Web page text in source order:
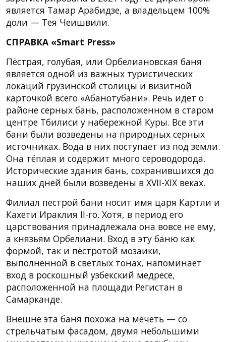
является Тамар Арабидзе, а владельцем 100%
доли — Тея Чеишвили.
СПРАВКА «Smart Press»
Пёстрая, голубая, или Орбелиановская баня
является одной из важных туристических
локаций грузинской столицы и визитной
карточкой всего «Абанотубани». Речь идет о
районе серных бань, расположенном в старом
центре Тбилиси у набережной Куры. Все эти
бани были возведены на природных серных
источниках. Вода в них поступает из под земли.
Она тёплая и содержит много сероводорода.
Исторические здания бань, сохранившихся до
наших дней были возведены в XVII-XIX веках.
Филиал пестрой бани носит имя царя Картли и
Кахети Ираклия II-го. Хотя, в период его
царствования принадлежала она вовсе не ему,
а князьям Орбелиани. Вход в эту баню как
формой, так и пёстротой мозаики,
выполненной в светлых тонах, напоминает
вход в роскошный узбекский медресе,
расположенной на площади Регистан в
Самарканде.
Внешне эта баня похожа на мечеть — со
стрельчатым фасадом, двумя небольшими